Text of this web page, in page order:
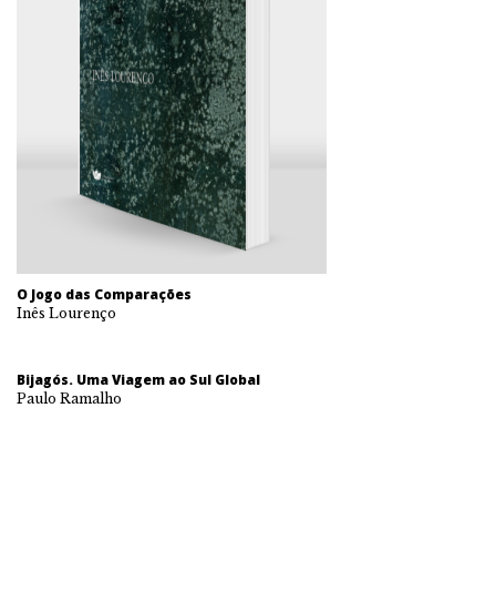
O Jogo das Comparações
Inês Lourenço
Bijagós. Uma Viagem ao Sul Global
Paulo Ramalho